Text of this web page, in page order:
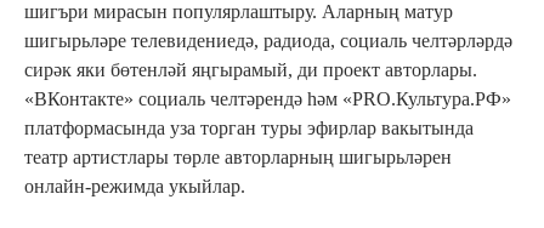
шигъри мирасын популярлаштыру. Аларның матур
шигырьләре телевидениедә, радиода, социаль челтәрләрдә
сирәк яки бөтенләй яңгырамый, ди проект авторлары.
«ВКонтакте» социаль челтәрендә һәм «PRO.Культура.РФ»
платформасында уза торган туры эфирлар вакытында
театр артистлары төрле авторларның шигырьләрен
онлайн-режимда укыйлар.